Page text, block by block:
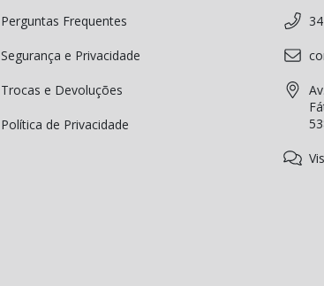
Perguntas Frequentes
Segurança e Privacidade
Trocas e Devoluções
Política de Privacidade